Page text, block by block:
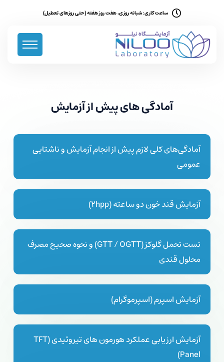
ساعت کاری: شبانه روزی، هفت روز هفته (حتی روزهای تعطیل)
آمادگی های پیش از آزمایش
آمادگی‌های کلی لازم پیش از انجام آزمایش و ناشتایی
عمومی
آزمایش قند خون دو ساعته (2hpp)
تست تحمل گلوکز (GTT / OGTT) و نحوه صحیح مصرف
محلول قندی
آزمایش اسپرم (اسپرموگرام)
آزمایش ارزیابی عملکرد هورمون های تیروئیدی (TFT
Panel)